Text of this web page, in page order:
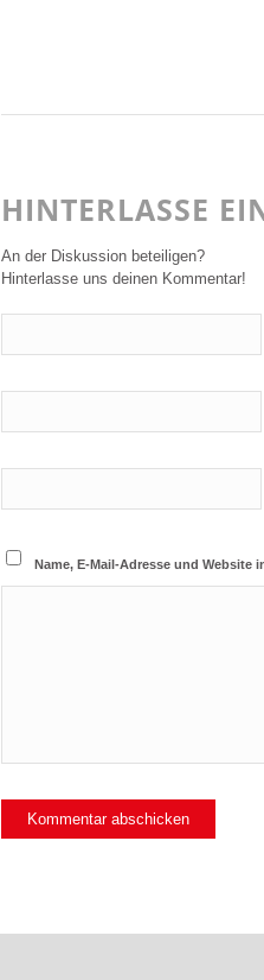
HINTERLASSE
An der Diskussion beteiligen?
Hinterlasse uns deinen Kommentar!
Name, E-Mail-Adresse und